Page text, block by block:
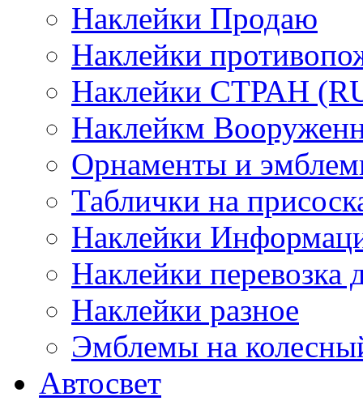
Наклейки Продаю
Наклейки
Наклейки СТРАН
Наклейкм
Орнаменты и
Таблички на
Наклейки
Наклейки перевозка
Наклейки разное
Эмблемы на
Автосвет